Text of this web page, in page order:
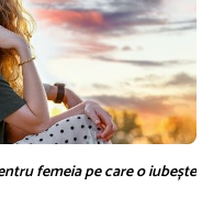
femeia pe care o iubește